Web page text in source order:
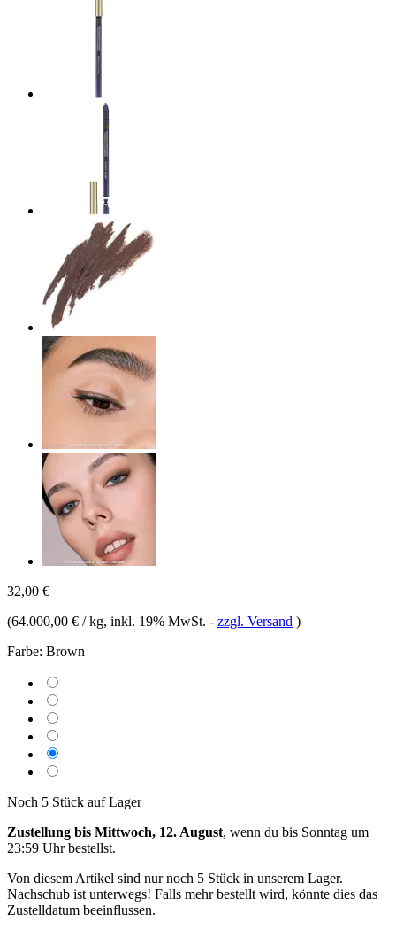
32,00 €
(64.000,00 € / kg, inkl. 19% MwSt. - zzgl. Versand )
Farbe: Brown
Noch 5 Stück auf Lager
Zustellung bis Mittwoch, 12. August, wenn du bis Sonntag um
23:59 Uhrbestellst.
Von diesem Artikel sind nur noch 5 Stück in unserem Lager.
Nachschub ist unterwegs! Falls mehr bestellt wird, könnte dies das
Zustelldatum beeinflussen.